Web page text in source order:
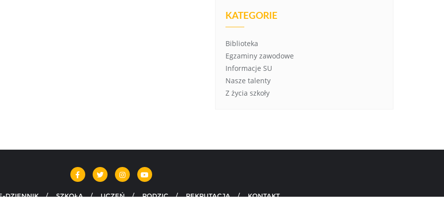
KATEGORIE
Biblioteka
Egzaminy zawodowe
Informacje SU
Nasze talenty
Z życia szkoły
DZIENNIK SZKOŁA UCZEŃ RODZIC REKRUTACJA KONTAKT